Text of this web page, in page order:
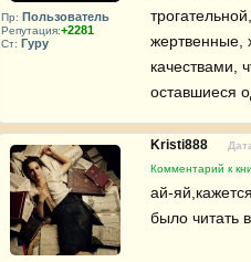
Пр: Пользователь
Репутация:+2281
Ст: Гуру
жертвенные,
качествами,
оставшиеся
Kristi888
Комментарий к
ай-
было читать